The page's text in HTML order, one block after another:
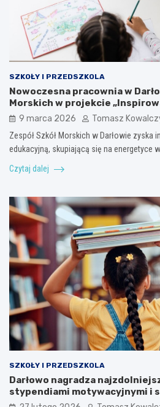
SZKOŁY I PRZEDSZKOLA
Nowoczesna pracownia w
Morskich w projekcie
9 marca 2026 Tomasz
Zespół Szkół Morskich w Darłowie zyska
edukacyjną, skupiającą się na energetyce
Czytaj dalej
SZKOŁY I PRZEDSZKOLA
Darłowo nagradza
stypendiami motywacyjnymi i